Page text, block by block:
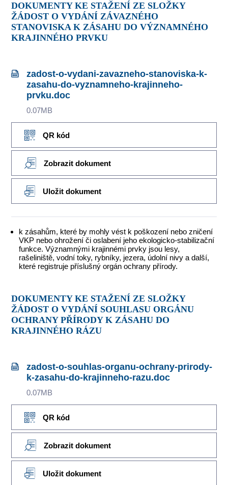
DOKUMENTY KE STAŽENÍ ZE SLOŽKY
ŽÁDOST O VYDÁNÍ ZÁVAZNÉHO
STANOVISKA K ZÁSAHU DO VÝZNAMNÉHO
KRAJINNÉHO PRVKU
zadost-o-vydani-zavazneho-stanoviska-k-
zasahu-do-vyznamneho-krajinneho-
prvku.doc
0.07MB
QR kód
Zobrazit dokument
Uložit dokument
k zásahům, které by mohly vést k poškození nebo zničení
VKP nebo ohrožení či oslabení jeho ekologicko-stabilizační
funkce. Významnými krajinnémi prvky jsou lesy,
rašeliniště, vodní toky, rybníky, jezera, údolní nivy a další,
které registruje příslušný orgán ochrany přírody.
DOKUMENTY KE STAŽENÍ ZE SLOŽKY
ŽÁDOST O VYDÁNÍ SOUHLASU ORGÁNU
OCHRANY PŘÍRODY K ZÁSAHU DO
KRAJINNÉHO RÁZU
zadost-o-souhlas-organu-ochrany-prirody-
k-zasahu-do-krajinneho-razu.doc
0.07MB
QR kód
Zobrazit dokument
Uložit dokument